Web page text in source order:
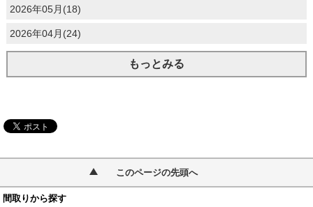
2026年05月(18)
2026年04月(24)
もっとみる
このページの先頭へ
間取りから探す